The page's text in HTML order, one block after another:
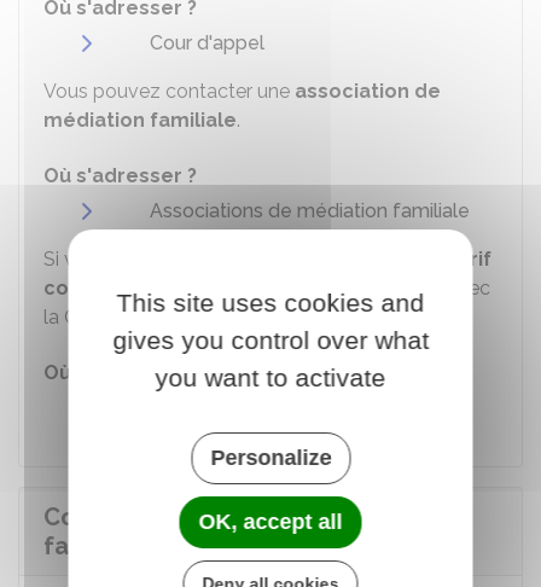
Où s'adresser ?
Cour d'appel
Vous pouvez contacter une association de
médiation familiale.
Où s'adresser ?
Associations de médiation familiale
Si vous voulez bénéficier d'un
médiateur au tarif
conventionné
, vous devez prendre contact avec
la Caf de votre département.
Où s'adresser ?
Comment se déroule la médiation
familiale ?
This site uses cookies and
gives you control over what
you want to activate
Personalize
OK, accept all
Deny all cookies